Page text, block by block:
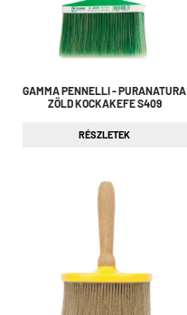
GAMMA PENNELLI - PURANATURA
ZÖLD KOCKAKEFE S409
RÉSZLETEK